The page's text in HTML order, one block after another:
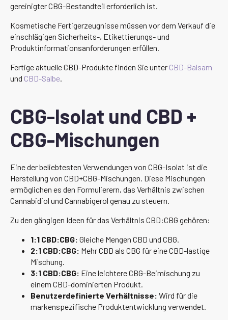
gereinigter CBG-Bestandteil erforderlich ist.
Kosmetische Fertigerzeugnisse müssen vor dem Verkauf die
einschlägigen Sicherheits-, Etikettierungs- und
Produktinformationsanforderungen erfüllen.
Fertige aktuelle CBD-Produkte finden Sie unter CBD-Balsam
und CBD-Salbe
CBG-Isolat und CBD +
CBG-Mischungen
Eine der beliebtesten Verwendungen von CBG-Isolat ist die
Herstellung von CBD+CBG-Mischungen. Diese Mischungen
ermöglichen es den Formulierern, das Verhältnis zwischen
Cannabidiol und Cannabigerol genau zu steuern.
Zu den gängigen Ideen für das Verhältnis CBD:CBG gehören:
1:1 CBD:CBG: Gleiche Mengen CBD und CBG.
2:1 CBD:CBG: Mehr CBD als CBG für eine CBD-lastige
Mischung.
3:1 CBD:CBG: Eine leichtere CBG-Beimischung zu
einem CBD-dominierten Produkt.
Benutzerdefinierte Verhältnisse: Wird für die
markenspezifische Produktentwicklung verwendet.